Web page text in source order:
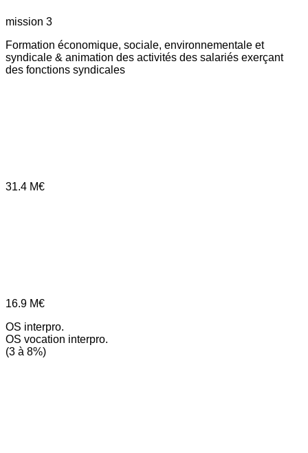
mission 3
Formation économique, sociale, environnementale et
syndicale & animation des activités des salariés exerçant
des fonctions syndicales
31.4 M€
16.9 M€
OS interpro.
OS vocation interpro.
(3 à 8%)